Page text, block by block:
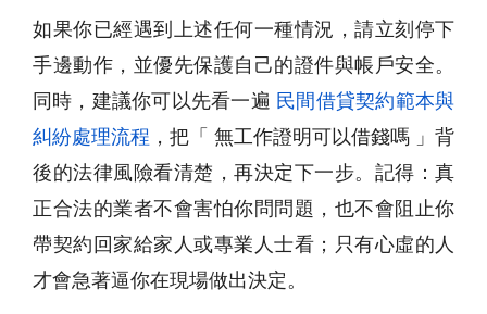
如果你已經遇到上述任何一種情況，請立刻停下
手邊動作，並優先保護自己的證件與帳戶安全。
同時，建議你可以先看一遍 民間借貸契約範本與
糾紛處理流程 ，把「 無工作證明可以借錢嗎 」背
後的法律風險看清楚，再決定下一步。記得：真
正合法的業者不會害怕你問問題，也不會阻止你
帶契約回家給家人或專業人士看；只有心虛的人
才會急著逼你在現場做出決定。